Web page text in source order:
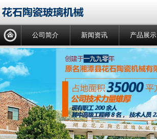
公司简介 新闻资讯 产品展示